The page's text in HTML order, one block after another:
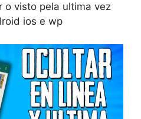
o visto pela ultima vez
ios e wp